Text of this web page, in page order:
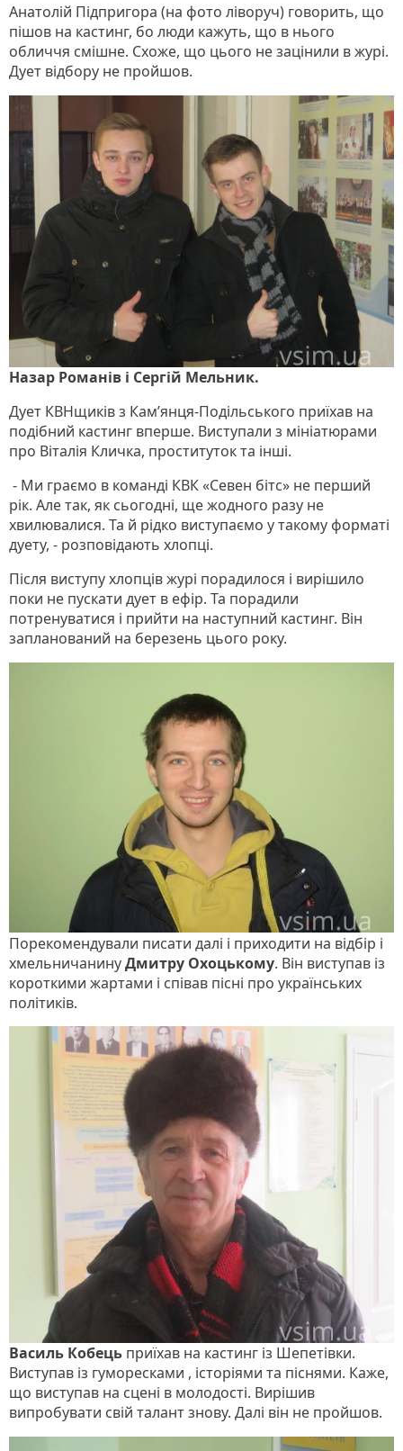
Анатолій Підпригора (на фото ліворуч) говорить, що
пішов на кастинг, бо люди кажуть, що в нього
обличчя смішне. Схоже, що цього не зацінили в журі.
Дует відбору не пройшов.
Назар Романів і Сергій Мельник.
Дует КВНщиків з Кам’янця-Подільського приїхав на
подібний кастинг вперше. Виступали з мініатюрами
про Віталія Кличка, проституток та інші.
- Ми граємо в команді КВК «Севен бітс» не перший
рік. Але так, як сьогодні, ще жодного разу не
хвилювалися. Та й рідко виступаємо у такому форматі
дуету, - розповідають хлопці.
Після виступу хлопців журі порадилося і вирішило
поки не пускати дует в ефір. Та порадили
потренуватися і прийти на наступний кастинг. Він
запланований на березень цього року.
Порекомендували писати далі і приходити на відбір і
хмельничанинуДмитру Охоцькому. Він виступав із
короткими жартами і співав пісні про українських
політиків.
Василь Кобець приїхав на кастинг із Шепетівки.
Виступав із гуморесками , історіями та піснями. Каже,
що виступав на сцені в молодості. Вирішив
випробувати свій талант знову. Далі він не пройшов.